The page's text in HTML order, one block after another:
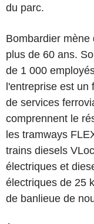
du parc.
Bombardier mène
plus de 60 ans.
de 1 000
l'entreprise est
de services
comprennent le
les tramways
trains diesels
électriques et
électriques de 25
de banlieue de